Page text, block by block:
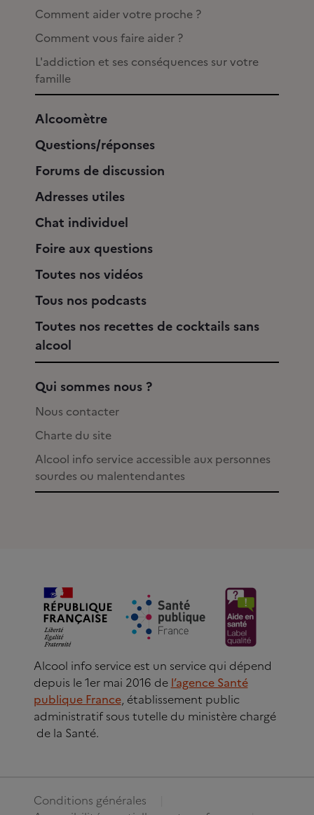
Comment aider votre proche ?
Comment vous faire aider ?
L'addiction et ses conséquences sur votre
famille
Alcoomètre
Questions/réponses
Forums de discussion
Adresses utiles
Chat individuel
Foire aux questions
Toutes nos vidéos
Tous nos podcasts
Toutes nos recettes de cocktails sans
alcool
Qui sommes nous ?
Nous contacter
Charte du site
Alcool info service accessible aux personnes
sourdes ou malentendantes
Alcool info service est un service qui dépend
depuis le 1er mai 2016 de l’agence Santé
publique France, établissement public
administratif sous tutelle du ministère chargé
de la Santé.
Conditions générales